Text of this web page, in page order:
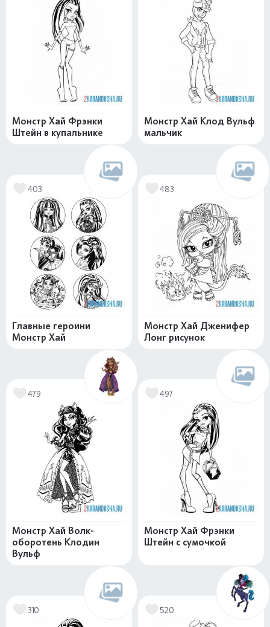
Монстр Хай Фрэнки
Штейн в купальнике
Монстр Хай Клод Вульф
мальчик
403
Главные героини
Монстр Хай
483
Монстр Хай Дженифер
Лонг рисунок
479
Монстр Хай Волк-
оборотень Клодин
Вульф
497
Монстр Хай Фрэнки
Штейн с сумочкой
310 520